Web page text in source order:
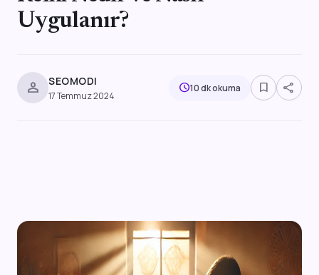
Uygulanır?
person SEOMODI
17 Temmuz 2024
schedule10 dk okuma bookmark_border share